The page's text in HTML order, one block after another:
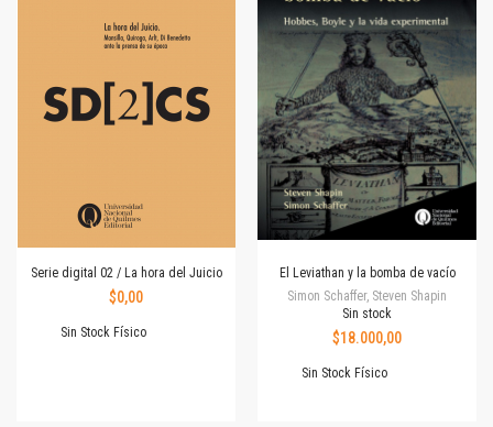
Serie digital 02 / La hora del Juicio
$0,00
Sin Stock Físico
El Leviathan y la bomba de vacío
Simon Schaffer, Steven Shapin
Sin stock
$18.000,00
Sin Stock Físico